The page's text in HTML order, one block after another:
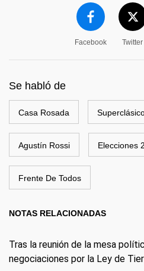
Facebook Twitter
Se habló de
Casa Rosada
Agustín Rossi Elecciones
Frente De Todos
NOTAS RELACIONADAS
Tras la reunión de la mesa
negociaciones por la Ley de